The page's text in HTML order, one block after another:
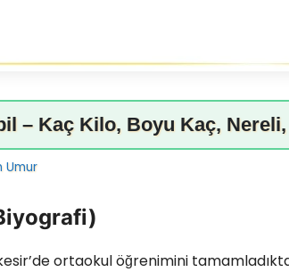
– Kaç Kilo, Boyu Kaç,
Umur
ortaokul öğrenimini